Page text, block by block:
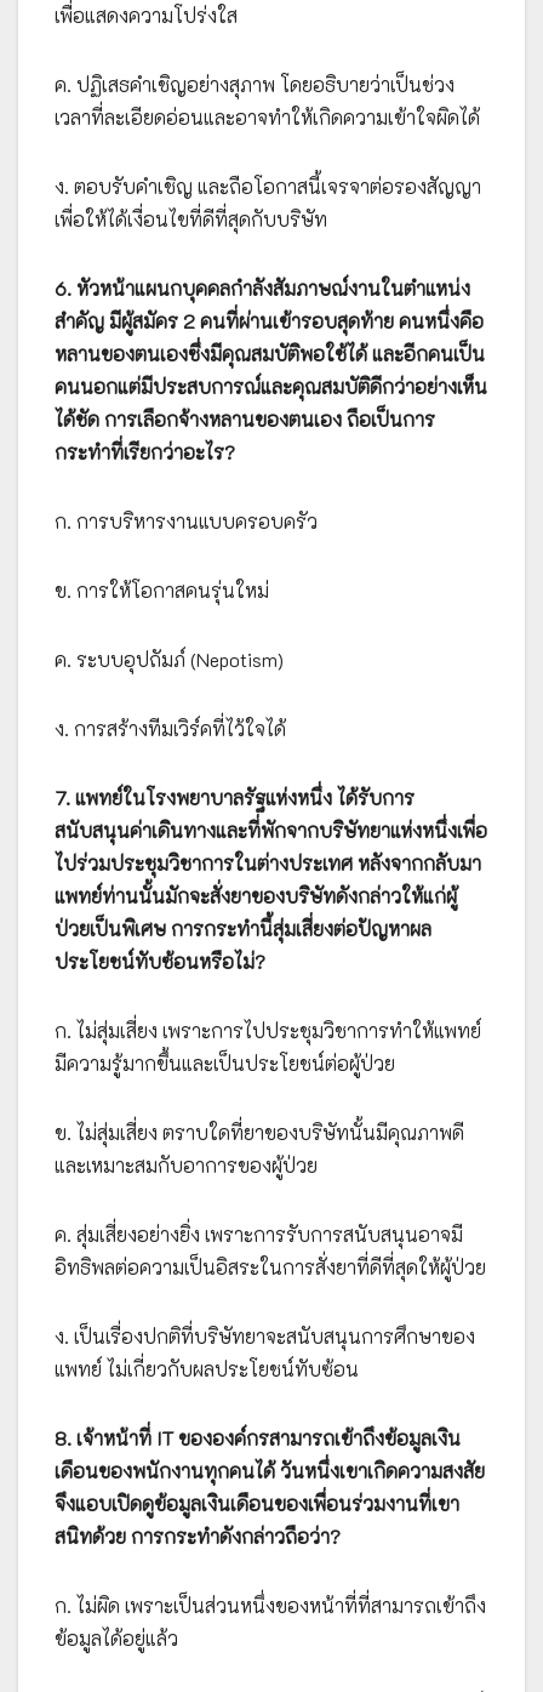
เพื่อแสดงความโปร่งใส
ค. ปฏิเสธคำเชิญอย่างสุภาพ โดยอธิบายว่าเป็นช่วง
เวลาที่ละเอียดอ่อนและอาจทำให้เกิดความเข้าใจผิดได้
ง. ตอบรับคำเชิญ และถือโอกาสนี้เจรจาต่อรองสัญญา
เพื่อให้ได้เงื่อนไขที่ดีที่สุดกับบริษัท
6. หัวหน้าแผนกบุคคลกำลังสัมภาษณ์งานในตำแหน่ง
สำคัญ มีผู้สมัคร 2 คนที่ผ่านเข้ารอบสุดท้าย คนหนึ่งคือ
หลานของตนเองซึ่งมีคุณสมบัติพอใช้ได้ และอีกคนเป็น
คนนอกแต่มีประสบการณ์และคุณสมบัติดีกว่าอย่างเห็น
ได้ชัด การเลือกจ้างหลานของตนเอง ถือเป็นการ
กระทำที่เรียกว่าอะไร?
ก. การบริหารงานแบบครอบครัว
ข. การให้โอกาสคนรุ่นใหม่
ค. ระบบอุปถัมภ์ (Nepotism)
ง. การสร้างทีมเวิร์คที่ไว้ใจได้
7. แพทย์ในโรงพยาบาลรัฐแห่งหนึ่ง ได้รับการ
สนับสนุนค่าเดินทางและที่พักจากบริษัทยาแห่งหนึ่งเพื่อ
ไปร่วมประชุมวิชาการในต่างประเทศ หลังจากกลับมา
แพทย์ท่านนั้นมักจะสั่งยาของบริษัทดังกล่าวให้แก่ผู้
ป่วยเป็นพิเศษ การกระทำนี้สุ่มเสี่ยงต่อปัญหาผล
ประโยชน์ทับซ้อนหรือไม่?
ก. ไม่สุ่มเสี่ยง เพราะการไปประชุมวิชาการทำให้แพทย์
มีความรู้มากขึ้นและเป็นประโยชน์ต่อผู้ป่วย
ข. ไม่สุ่มเสี่ยง ตราบใดที่ยาของบริษัทนั้นมีคุณภาพดี
และเหมาะสมกับอาการของผู้ป่วย
ค. สุ่มเสี่ยงอย่างยิ่ง เพราะการรับการสนับสนุนอาจมี
อิทธิพลต่อความเป็นอิสระในการสั่งยาที่ดีที่สุดให้ผู้ป่วย
ง. เป็นเรื่องปกติที่บริษัทยาจะสนับสนุนการศึกษาของ
แพทย์ ไม่เกี่ยวกับผลประโยชน์ทับซ้อน
8. เจ้าหน้าที่ IT ขององค์กรสามารถเข้าถึงข้อมูลเงิน
เดือนของพนักงานทุกคนได้ วันหนึ่งเขาเกิดความสงสัย
จึงแอบเปิดดูข้อมูลเงินเดือนของเพื่อนร่วมงานที่เขา
สนิทด้วย การกระทำดังกล่าวถือว่า?
ก. ไม่ผิด เพราะเป็นส่วนหนึ่งของหน้าที่ที่สามารถเข้าถึง
ข้อมูลได้อยู่แล้ว